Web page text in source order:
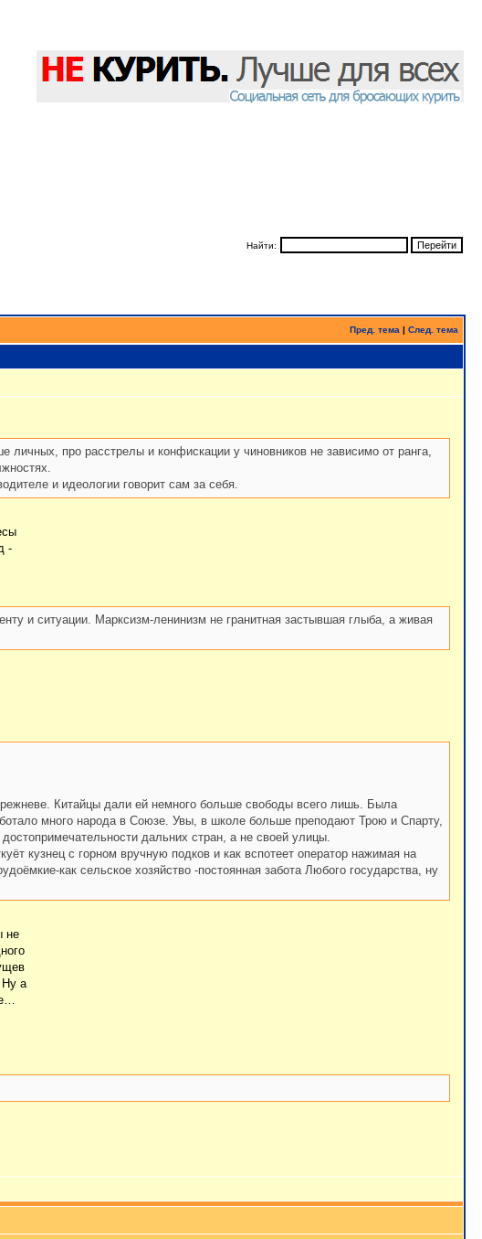
Найти:
Пред. тема | След. тема
про расстрелы и конфискации у чиновников не зависимо от ранга,
и идеологии говорит сам за себя.
-
и ситуации. Марксизм-ленинизм не гранитная застывшая глыба, а живая
Китайцы дали ей немного больше свободы всего лишь. Была
много народа в Союзе. Увы, в школе больше преподают Трою и Спарту,
дальних стран, а не своей улицы.
кузнец с горном вручную подков и как вспотеет оператор нажимая на
как сельское хозяйство -постоянная забота Любого государства, ну
не
Ну а